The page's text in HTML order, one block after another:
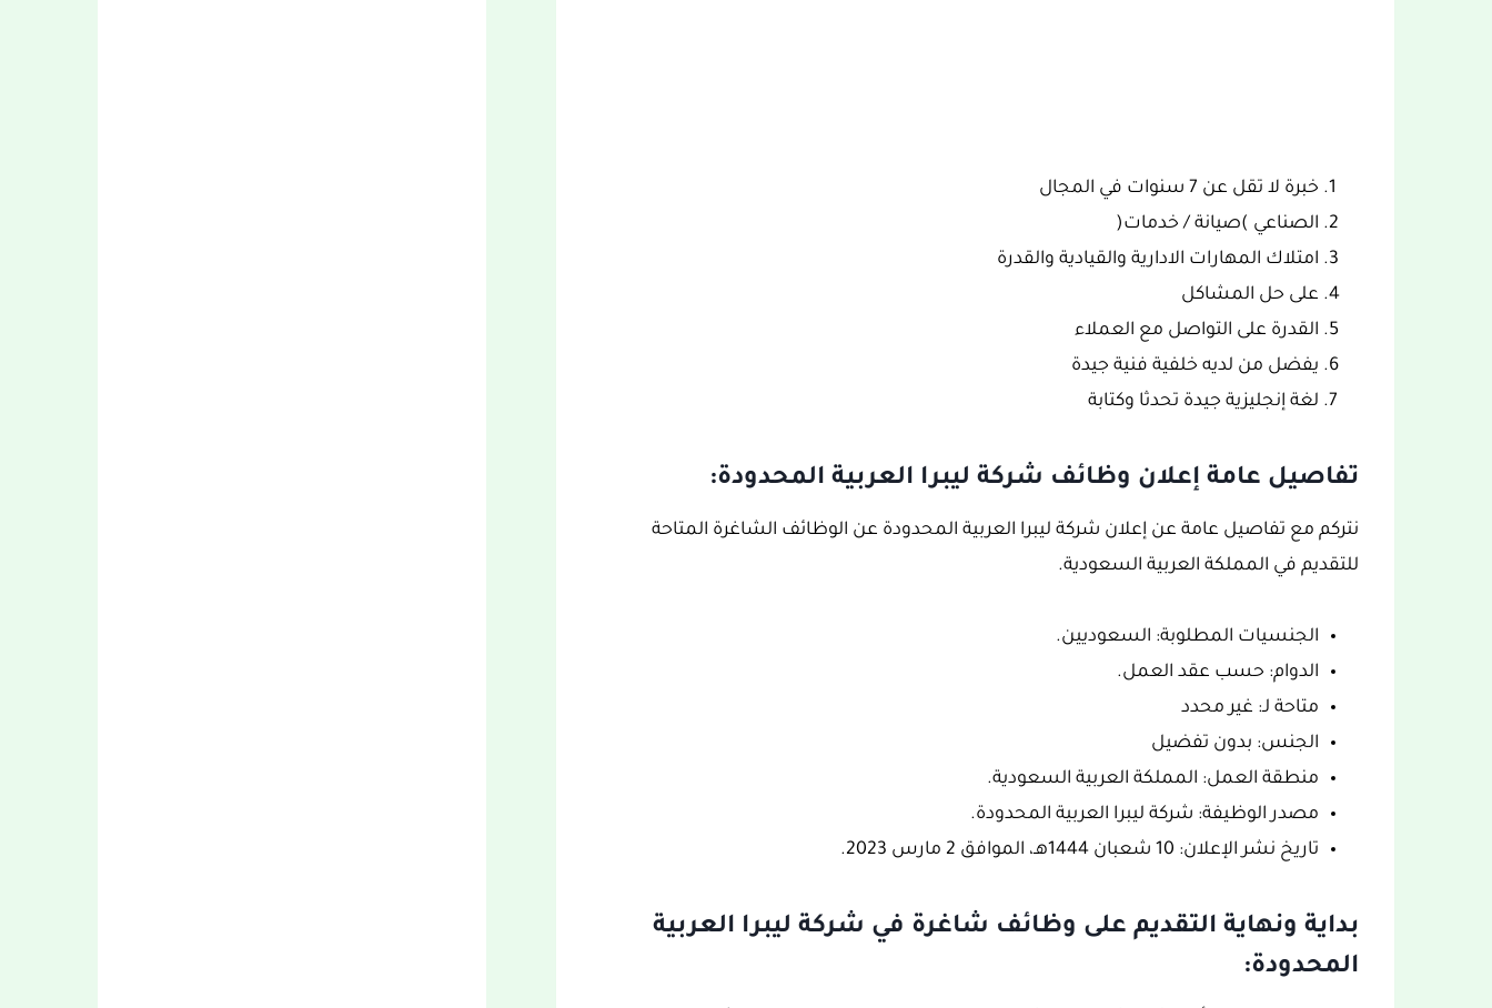
خبرة لا تقل عن 7 سنوات في المجال
الصناعي )صيانة / خدمات(
امتلاك المهارات الادارية والقيادية والقدرة
على حل المشاكل
القدرة على التواصل مع العملاء
يفضل من لديه خلفية فنية جيدة
لغة إنجليزية جيدة تحدثا وكتابة
تفاصيل عامة إعلان وظائف شركة ليبرا العربية المحدودة:
نتركم مع تفاصيل عامة عن إعلان شركة ليبرا العربية المحدودة عن الوظائف الشاغرة المتاحة
للتقديم في المملكة العربية السعودية.
الجنسيات المطلوبة: السعوديين.
الدوام: حسب عقد العمل.
متاحة لـ: غير محدد
الجنس: بدون تفضيل
منطقة العمل: المملكة العربية السعودية.
مصدر الوظيفة: شركة ليبرا العربية المحدودة.
تاريخ نشر الإعلان: 10 شعبان 1444هـ، الموافق 2 مارس 2023.
بداية ونهاية التقديم على وظائف شاغرة في شركة ليبرا العربية
المحدودة: